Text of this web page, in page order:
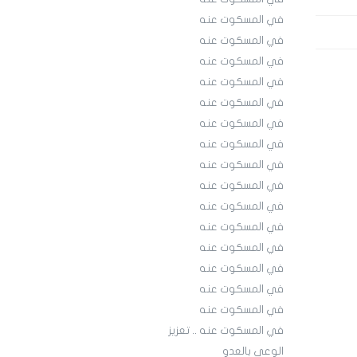
في المسكوت عنه
في المسكوت عنه
في المسكوت عنه
في المسكوت عنه
في المسكوت عنه
في المسكوت عنه
في المسكوت عنه
في المسكوت عنه
في المسكوت عنه
في المسكوت عنه
في المسكوت عنه
في المسكوت عنه
في المسكوت عنه
في المسكوت عنه
في المسكوت عنه
في المسكوت عنه .. تعزيز
الوعي بالعدو